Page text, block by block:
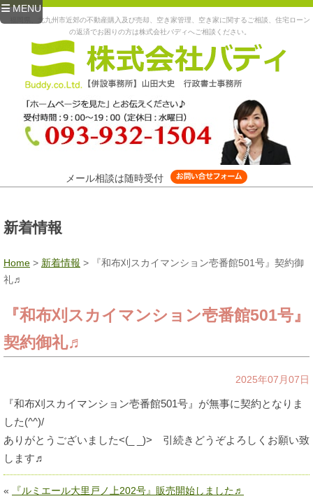
MENU
福岡県、北九州市近郊の不動産購入及び売却、空き家管理、空き家に関するご相談、住宅ローン
の返済でお困りの方は株式会社バディへご相談ください。
メール相談は随時受付
新着情報
Home > 新着情報 >
『和布刈スカイマンション壱番館501号』契約御
礼♬
『和布刈スカイマンション壱番館501号』
契約御礼♬
2025年07月07日
『和布刈スカイマンション壱番館501号』が無事に契約となりま
した(^^)/
ありがとうございました<(_ _)> 引続きどうぞよろしくお願い致
します♬
«
『ルミエール大里戸ノ上202号』販売開始しました♬